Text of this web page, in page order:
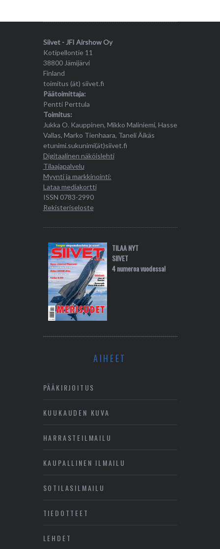
Siivet - JFI Airshow Oy
Kotipellontie 11
38800 Jämijärvi
Finland
toimitus (ät) siivet.fi
Päätoimittaja:
Pentti Perttula
Toimitus:
Jukka O. Kauppinen, Mikko Maliniemi, Hasse
Vallas, Marko Tienhaara, Taneli Äikäs
etunimi.sukunimi(ät)siivet.fi
Digitaalinen näköislehti
Tilaajapalvelu
Myynti ja markkinointi:
Lataa mediakortti
ISSN 0783-2990
Rekisteriseloste
TILAA NYT
SIIVET
4 numeroa vuodessa!
AIHEET
PÄÄKIRJOITUS
KUUKAUDEN KUVA
HARRASTEILMAILU
KAUPALLINEN ILMAILU
SOTILASILMAILU
TIEDOTTEET
LEHDET